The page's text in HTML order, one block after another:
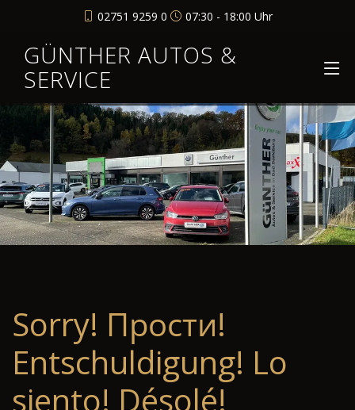
02751 9259 0 07:30 - 18:00 Uhr
GÜNTHER AUTOS &
SERVICE
Sorry! Прости!
Entschuldigung! Lo
siento! Désolé!